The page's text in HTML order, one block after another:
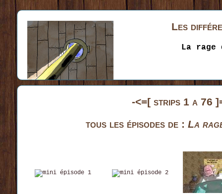
Les
La rage
-<=[ strips 1 a 76
tous les épisodes de : La